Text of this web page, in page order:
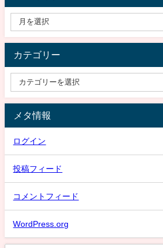
カテゴリー
メタ情報
ログイン
投稿フィード
コメントフィード
WordPress.org